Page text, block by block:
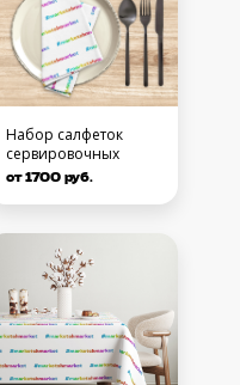
Набор салфеток
сервировочных
от 1700 руб.